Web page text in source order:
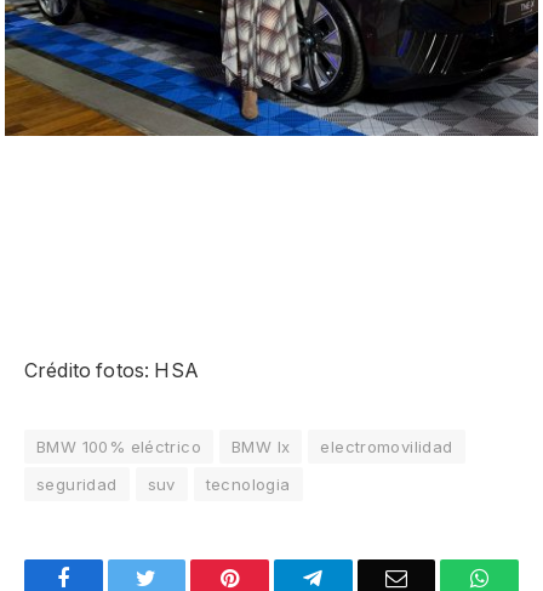
Crédito fotos: HSA
BMW 100% eléctrico BMW Ix
electromovilidad
seguridad
suv tecnologia
Facebook Pinterest TelegramEmail